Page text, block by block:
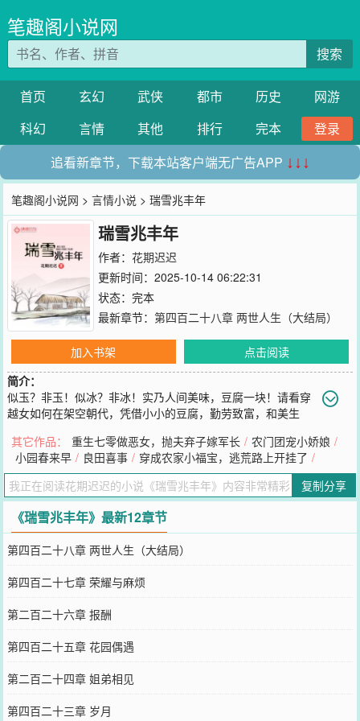
笔趣阁小说网
搜索
首页 玄幻 武侠 都市 历史
网游
科幻
言情 其他 排行 完本
登录
追看新章节，下载本站客户端无广告APP ↓↓↓
笔趣阁小说网 >言情小说 > 瑞雪兆丰年
瑞雪兆丰年
作者： 花期迟迟
更新时间：2025-10-14 06:22:31
状态：完本
最新章节： 第四百二十八章 两世人生（大结局）
加入书架
点击阅读
简介：
似玉？非玉！似冰？非冰！实乃人间美味，豆腐一块！请看穿
越女如何在架空朝代，凭借小小的豆腐，勤劳致富，和美生
您要是觉得《瑞雪兆丰年》还不错的话请不要忘记向您QQ群和微博微
信里的朋友推荐哦！
其它作品： 重生七零做恶女，抛夫弃子嫁军长 / 农门团宠小娇娘 /
小园春来早 / 良田喜事 / 穿成农家小福宝，逃荒路上开挂了 /
复制分享
《瑞雪兆丰年》最新12章节
第四百二十八章 两世人生（大结局）
第四百二十七章 荣耀与麻烦
第二百二十六章 报酬
第四百二十五章 花园偶遇
第二百二十四章 姐弟相见
第四百二十三章 岁月